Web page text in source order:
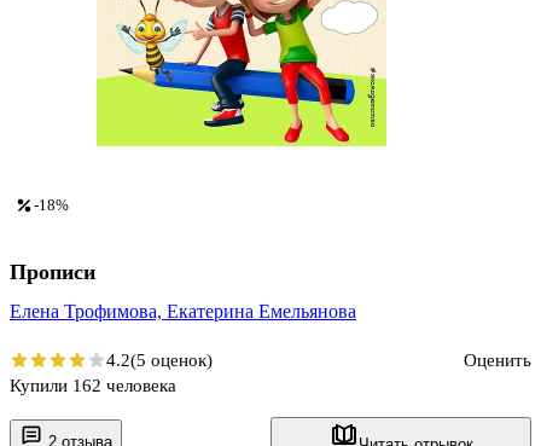
2 отзыва
-18%
Прописи
Елена Трофимова, Екатерина Емельянова
4.2(5 оценок)
Оценить
Купили 162 человека